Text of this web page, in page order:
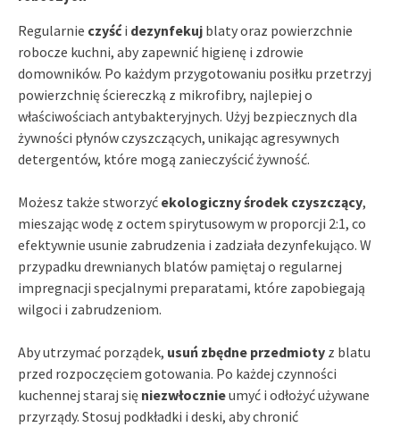
Regularnie czyśći dezynfekuj blaty oraz powierzchnie
robocze kuchni, aby zapewnić higienę i zdrowie
domowników. Po każdym przygotowaniu posiłku przetrzyj
powierzchnię ściereczką z mikrofibry, najlepiej o
właściwościach antybakteryjnych. Użyj bezpiecznych dla
żywności płynów czyszczących, unikając agresywnych
detergentów, które mogą zanieczyścić żywność.
Możesz także stworzyć ekologiczny środek czyszczący,
mieszając wodę z octem spirytusowym w proporcji 2:1, co
efektywnie usunie zabrudzenia i zadziała dezynfekująco. W
przypadku drewnianych blatów pamiętaj o regularnej
impregnacji specjalnymi preparatami, które zapobiegają
wilgoci i zabrudzeniom.
Aby utrzymać porządek, usuń zbędne przedmioty z blatu
przed rozpoczęciem gotowania. Po każdej czynności
kuchennej staraj się niezwłocznieumyć i odłożyć używane
przyrządy. Stosuj podkładki i deski, aby chronić